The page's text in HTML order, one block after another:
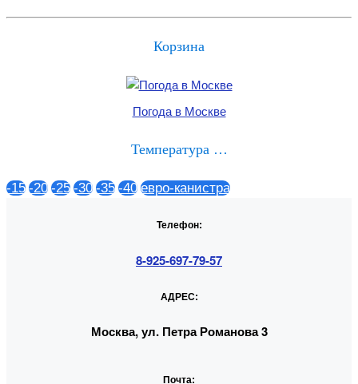
Корзина
Погода в Москве
Температура …
-15 -20 -25 -30 -35 -40 евро-канистра
Телефон:
8-925-697-79-57
АДРЕС:
Москва, ул. Петра Романова 3
Почта: